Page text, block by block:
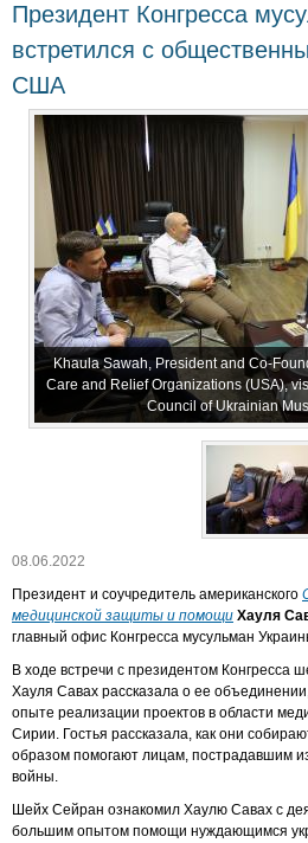
Президент Конгресса
встретился с
США
Khaula Sawah, President and Co-
Care and Relief Organizations (USA),
Council of Ukrainian
08.06.2022
Президент и соучредитель американского
медицинской защиты и помощи Хауля
главный офис Конгресса мусульман
В ходе встречи с президентом Конгресса
Хауля Савах рассказала о ее
опыте реализации проектов в области
Сирии. Гостья рассказала, как они
образом помогают лицам, пострадавшим
войны.
Шейх Сейран ознакомил Хаулю Савах с
большим опытом помощи нуждающимся